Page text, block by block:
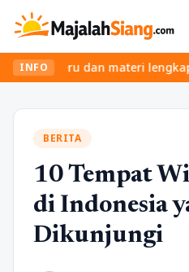
INFO
dan materi lengkap hanya
BERITA
10 Tempat
di Indonesia
Dikunjungi